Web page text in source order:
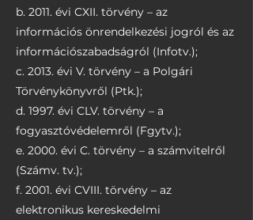
b. 2011. évi CXII. törvény – az
információs önrendelkezési jogról és az
információszabadságról (Infotv.);
c. 2013. évi V. törvény – a Polgári
Törvénykönyvről (Ptk.);
d. 1997. évi CLV. törvény – a
fogyasztóvédelemről (Fgytv.);
e. 2000. évi C. törvény – a számvitelről
(Számv. tv.);
f. 2001. évi CVIII. törvény – az
elektronikus kereskedelmi